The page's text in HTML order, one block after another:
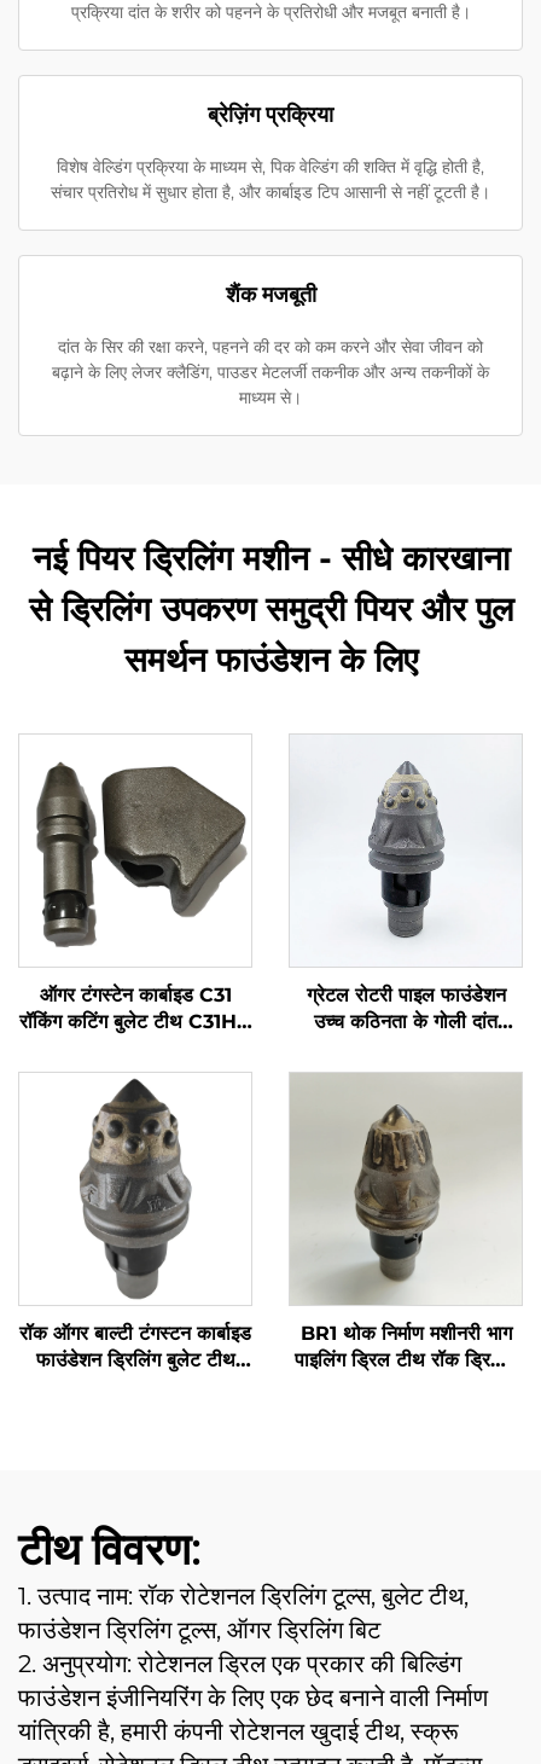
प्रक्रिया दांत के शरीर को पहनने के प्रतिरोधी और मजबूत बनाती है।
ब्रेज़िंग प्रक्रिया
विशेष वेल्डिंग प्रक्रिया के माध्यम से, पिक वेल्डिंग की शक्ति में वृद्धि होती है,
संचार प्रतिरोध में सुधार होता है, और कार्बाइड टिप आसानी से नहीं टूटती है।
शैंक मजबूती
दांत के सिर की रक्षा करने, पहनने की दर को कम करने और सेवा जीवन को
बढ़ाने के लिए लेजर क्लैडिंग, पाउडर मेटलर्जी तकनीक और अन्य तकनीकों के
माध्यम से।
नई पियर ड्रिलिंग मशीन - सीधे कारखाना
से ड्रिलिंग उपकरण समुद्री पियर और पुल
समर्थन फाउंडेशन के लिए
ऑगर टंगस्टेन कार्बाइड C31
रॉकिंग कटिंग बुलेट टीथ C31HD
रिग मशीन के लिए
ग्रेटल रोटरी पाइल फाउंडेशन
उच्च कठिनता के गोली दांत
रॉक ऑगर बाल्टी टंगस्टन कार्बाइड
फाउंडेशन ड्रिलिंग बुलेट टीथ
BR1 थोक निर्माण मशीनरी भाग
पाइलिंग ड्रिल टीथ रॉक ड्रिलिंग
टीथ विवरण:
1. उत्पाद नाम: रॉक रोटेशनल ड्रिलिंग टूल्स, बुलेट टीथ,
फाउंडेशन ड्रिलिंग टूल्स, ऑगर ड्रिलिंग बिट
2. अनुप्रयोग: रोटेशनल ड्रिल एक प्रकार की बिल्डिंग
फाउंडेशन इंजीनियरिंग के लिए एक छेद बनाने वाली निर्माण
यांत्रिकी है, हमारी कंपनी रोटेशनल खुदाई टीथ, स्क्रू